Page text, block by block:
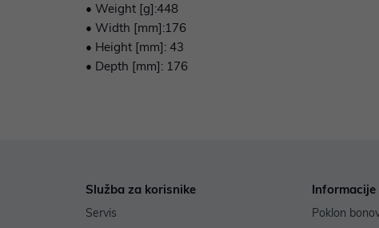
• Weight [g]:448
• Width [mm]:176
• Height [mm]: 43
• Depth [mm]: 176
Služba za korisnike
Servis
Informacije
Poklon